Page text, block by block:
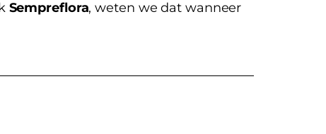
Sempreflora, weten we dat wanneer